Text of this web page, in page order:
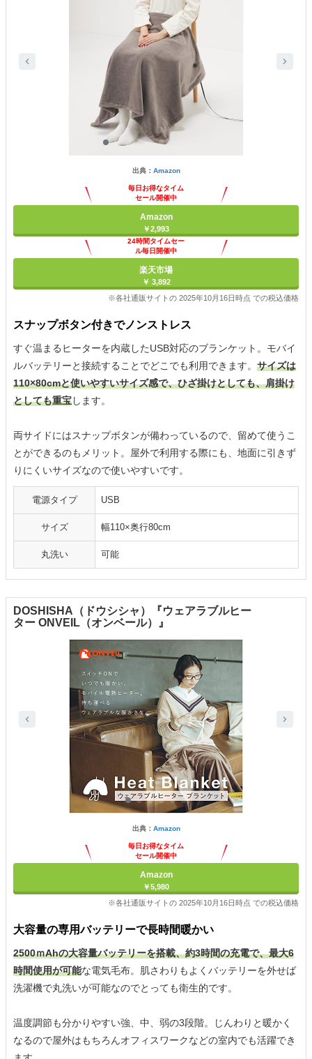
出典： Amazon
毎日お得なタイム
セール開催中
Amazon
￥2,993
24時間タイムセー
ル毎日開催中
楽天市場
￥ 3,892
※各社通販サイトの 2025年10月16日時点 での税込価格
スナップボタン付きでノンストレス
すぐ温まるヒーターを内蔵したUSB対応のブランケット。モバイ
ルバッテリーと接続することでどこでも利用できます。 サイズは
110×80cmと使いやすいサイズ感で、ひざ掛けとしても、肩掛け
としても重宝します。
両サイドにはスナップボタンが備わっているので、留めて使うこ
とができるのもメリット。屋外で利用する際にも、地面に引きず
りにくいサイズなので使いやすいです。
電源タイプ USB
サイズ 幅110×奥行80cm
丸洗い 可能
DOSHISHA（ドウシシャ）『ウェアラブルヒー
ター ONVEIL（オンベール）』
出典： Amazon
毎日お得なタイム
セール開催中
Amazon
￥5,980
※各社通販サイトの 2025年10月16日時点 での税込価格
大容量の専用バッテリーで長時間暖かい
2500ｍAhの大容量バッテリーを搭載、約3時間の充電で、最大6
時間使用が可能な電気毛布。肌さわりもよくバッテリーを外せば
洗濯機で丸洗いが可能なのでとっても衛生的です。
温度調節も分かりやすい強、中、弱の3段階。じんわりと暖かく
なるので屋外はもちろんオフィスワークなどの室内でも活躍でき